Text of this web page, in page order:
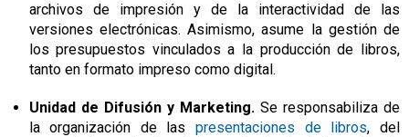
archivos de impresión y de la interactividad de las
versiones electrónicas. Asimismo, asume la gestión de
los presupuestos vinculados a la producción de libros,
tanto en formato impreso como digital.
Unidad de Difusión y Marketing. Se responsabiliza de
la organización de laspresentaciones de libros, del